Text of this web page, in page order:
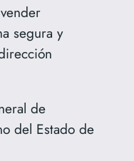
segura y
de
del Estado de